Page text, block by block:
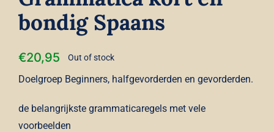
bondig Spaans
€20,95 Out of stock
Doelgroep Beginners, halfgevorderden en gevorderden.
de belangrijkste grammaticaregels met vele
voorbeelden